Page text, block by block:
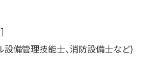
備管理技能士、消防設備士など)